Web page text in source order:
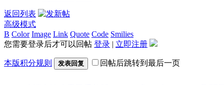
返回列表
高级模式
B Color Image Link Quote Code Smilies
您需要登录后才可以回帖 登录 | 立即注册
本版积分规则 发表回复 回帖后跳转到最后一页